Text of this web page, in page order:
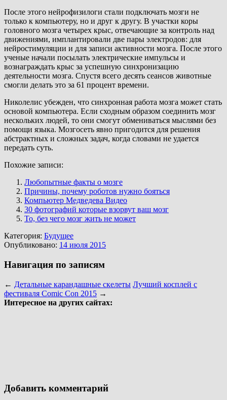
После этого нейрофизилоги стали подключать мозги не
только к компьютеру, но и друг к другу. В участки коры
головного мозга четырех крыс, отвечающие за контроль над
движениями, имплантировали две пары электродов: для
нейростимуляции и для записи активности мозга. После этого
ученые начали посылать электрические импульсы и
вознаграждать крыс за успешную синхронизацию
деятельности мозга. Спустя всего десять сеансов животные
смогли делать это за 61 процент времени.
Николелис убежден, что синхронная работа мозга может стать
основой компьютера. Если сходным образом соединить мозг
нескольких людей, то они смогут обмениваться мыслями без
помощи языка. Мозгосеть явно пригодится для решения
абстрактных и сложных задач, когда словами не удается
передать суть.
Похожие записи:
Любопытные факты о мозге
Причины, почему роботов нужно бояться
Компьютер Медведева Видео
30 фотографий которые взорвут ваш мозг
То, без чего мозг жить не может
Категория: Будущее
Опубликовано: 14 июля 2015
Навигация по записям
← Детальные карандашные скелеты Лучший косплей с
фестиваля Comic Con 2015 →
Интересное на других сайтах:
Добавить комментарий